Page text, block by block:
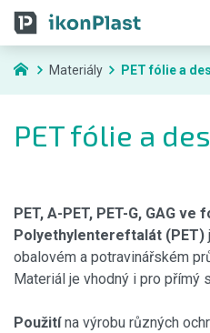
Materiály PET fólie a
PET fólie a
PET, A-PET, PET-G, GAG
Polyethylentereftalát (PET)
obalovém a potravinářském
Materiál je vhodný i pro přímý
Použitína výrobu různých